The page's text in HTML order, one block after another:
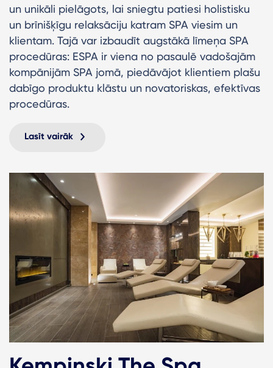
un unikāli pielāgots, lai sniegtu patiesi holistisku
un brīnišķīgu relaksāciju katram SPA viesim un
klientam. Tajā var izbaudīt augstākā līmeņa SPA
procedūras: ESPA ir viena no pasaulē vadošajām
kompānijām SPA jomā, piedāvājot klientiem plašu
dabīgo produktu klāstu un novatoriskas, efektīvas
procedūras.
Lasīt vairāk